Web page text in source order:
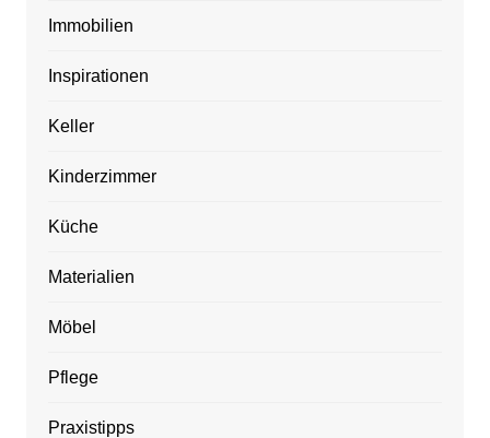
Immobilien
Inspirationen
Keller
Kinderzimmer
Küche
Materialien
Möbel
Pflege
Praxistipps